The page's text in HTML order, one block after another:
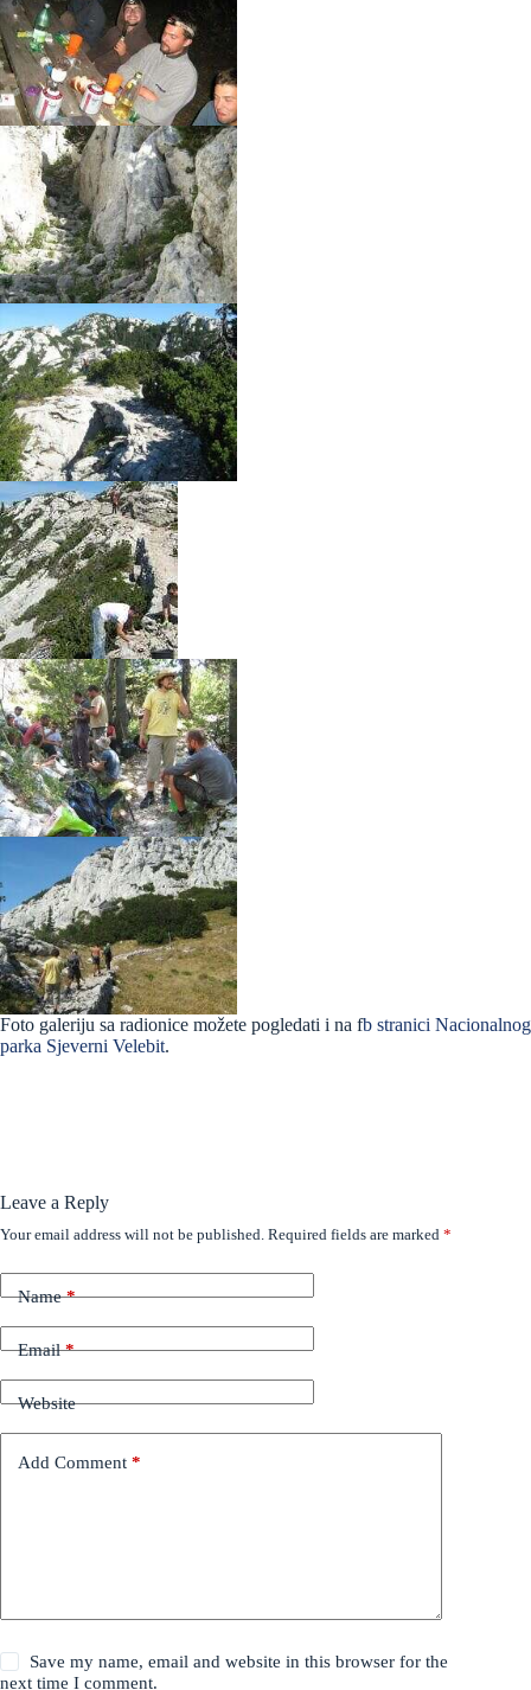
Foto galeriju sa radionice možete pogledati i na fb stranici Nacionalnog
parka Sjeverni Velebit.
Leave a Reply
Your email address will not be published. Required fields are marked *
Name*
Email*
Website
Add Comment *
Save my name, email and website in this browser for the
next time I comment.